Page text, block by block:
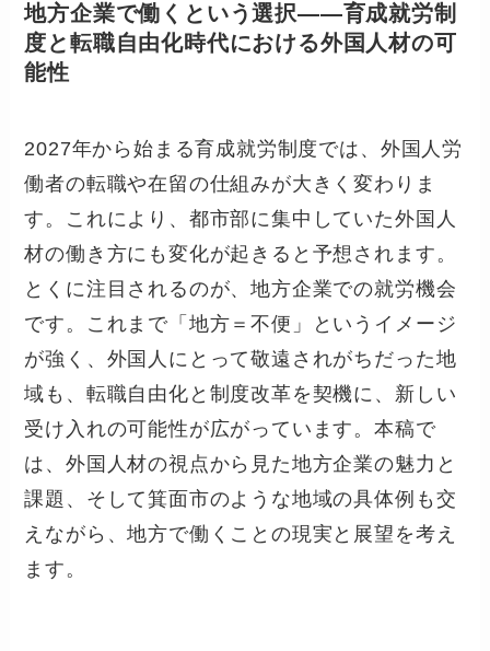
地方企業で働くという選択――育成就労制
度と転職自由化時代における外国人材の可
能性
2027年から始まる育成就労制度では、外国人労
働者の転職や在留の仕組みが大きく変わりま
す。これにより、都市部に集中していた外国人
材の働き方にも変化が起きると予想されます。
とくに注目されるのが、地方企業での就労機会
です。これまで「地方＝不便」というイメージ
が強く、外国人にとって敬遠されがちだった地
域も、転職自由化と制度改革を契機に、新しい
受け入れの可能性が広がっています。本稿で
は、外国人材の視点から見た地方企業の魅力と
課題、そして箕面市のような地域の具体例も交
えながら、地方で働くことの現実と展望を考え
ます。